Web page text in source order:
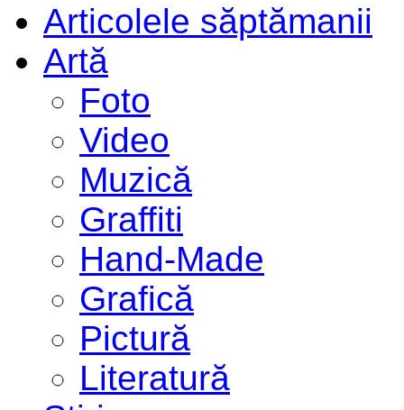
Articolele săptămanii
Artă
Foto
Video
Muzică
Graffiti
Hand-Made
Grafică
Pictură
Literatură